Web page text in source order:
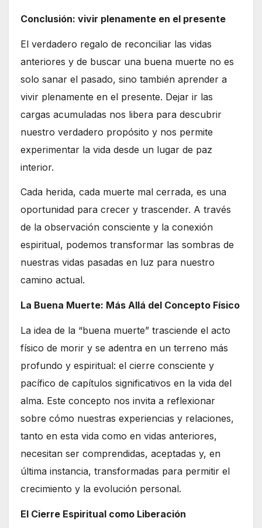
Conclusión: vivir plenamente en el presente
El verdadero regalo de reconciliar las vidas
anteriores y de buscar una buena muerte no es
solo sanar el pasado, sino también aprender a
vivir plenamente en el presente. Dejar ir las
cargas acumuladas nos libera para descubrir
nuestro verdadero propósito y nos permite
experimentar la vida desde un lugar de paz
interior.
Cada herida, cada muerte mal cerrada, es una
oportunidad para crecer y trascender. A través
de la observación consciente y la conexión
espiritual, podemos transformar las sombras de
nuestras vidas pasadas en luz para nuestro
camino actual.
La Buena Muerte: Más Allá del Concepto Físico
La idea de la “buena muerte” trasciende el acto
físico de morir y se adentra en un terreno más
profundo y espiritual: el cierre consciente y
pacífico de capítulos significativos en la vida del
alma. Este concepto nos invita a reflexionar
sobre cómo nuestras experiencias y relaciones,
tanto en esta vida como en vidas anteriores,
necesitan ser comprendidas, aceptadas y, en
última instancia, transformadas para permitir el
crecimiento y la evolución personal.
El Cierre Espiritual como Liberación